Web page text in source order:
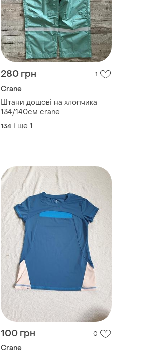
280 грн 1
Crane
Штани дощові на хлопчика
134/140см crane
134 і ще 1
100 грн 0
Crane